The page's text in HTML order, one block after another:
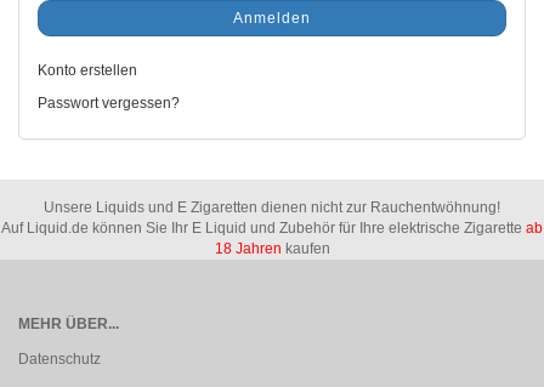
Anmelden
Konto erstellen
Passwort vergessen?
Unsere Liquids und E Zigaretten dienen nicht zur Rauchentwöhnung!
Auf Liquid.de können Sie Ihr E Liquid und Zubehör für Ihre elektrische Zigarette ab
18 Jahren kaufen
MEHR ÜBER...
Datenschutz